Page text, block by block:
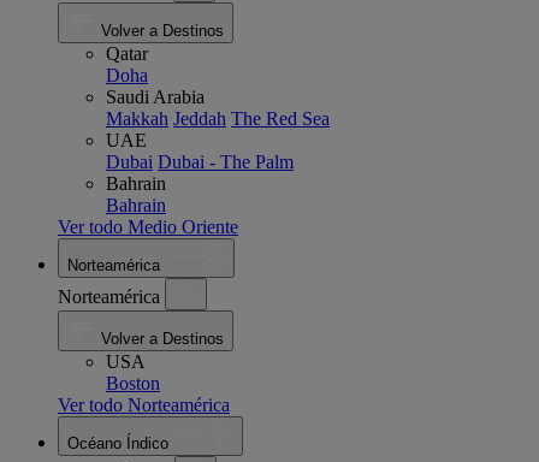
Volver a Destinos
Qatar
Doha
Saudi Arabia
Makkah Jeddah The Red Sea
UAE
Dubai Dubai - The Palm
Bahrain
Bahrain
Ver todo Medio Oriente
Norteamérica
Norteamérica
Volver a Destinos
USA
Boston
Ver todo Norteamérica
Océano Índico